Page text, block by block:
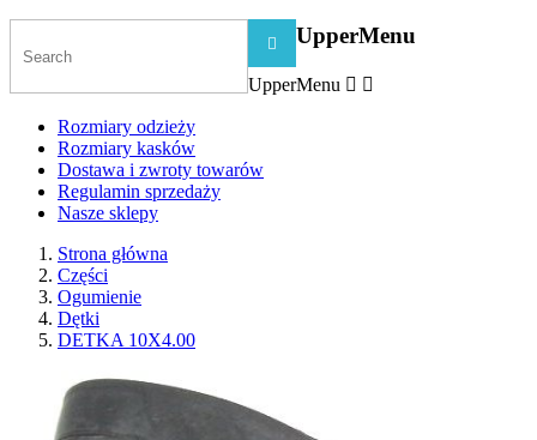
 UpperMenu
UpperMenu  
Rozmiary odzieży
Rozmiary kasków
Dostawa i zwroty towarów
Regulamin sprzedaży
Nasze sklepy
Strona główna
Części
Ogumienie
Dętki
DETKA 10X4.00